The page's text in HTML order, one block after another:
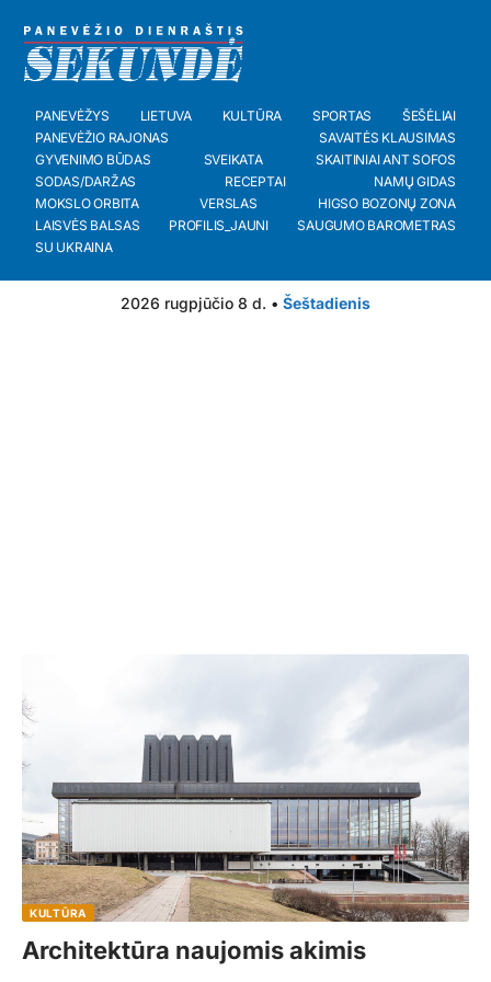
PANEVĖŽYS LIETUVA KULTŪRA SPORTAS
ŠEŠĖLIAI
PANEVĖŽIO RAJONAS
SAVAITĖS KLAUSIMAS
GYVENIMO BŪDAS
SVEIKATA
SKAITINIAI ANT SOFOS
SODAS/DARŽAS
RECEPTAI
NAMŲ GIDAS
MOKSLO ORBITA
VERSLAS
HIGSO BOZONŲ ZONA
LAISVĖS BALSAS
PROFILIS_JAUNI
SAUGUMO BAROMETRAS
SU UKRAINA
2026 rugpjūčio 8 d. • Šeštadienis
KULTŪRA
Architektūra naujomis akimis